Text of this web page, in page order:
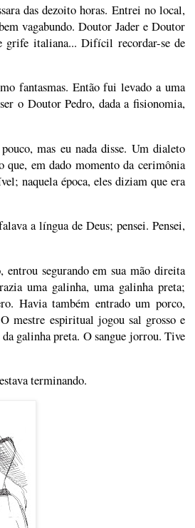
das dezoito horas. Entrei no local,
vagabundo. Doutor Jader e Doutor
grife italiana... Difícil recordar-se de
fantasmas. Então fui levado a uma
o Doutor Pedro, dada a fisionomia,
mas eu nada disse. Um dialeto
em dado momento da cerimônia
naquela época, eles diziam que era
a língua de Deus; pensei. Pensei,
segurando em sua mão direita
uma galinha, uma galinha preta;
Havia também entrado um porco,
mestre espiritual jogou sal grosso e
galinha preta. O sangue jorrou. Tive
terminando.